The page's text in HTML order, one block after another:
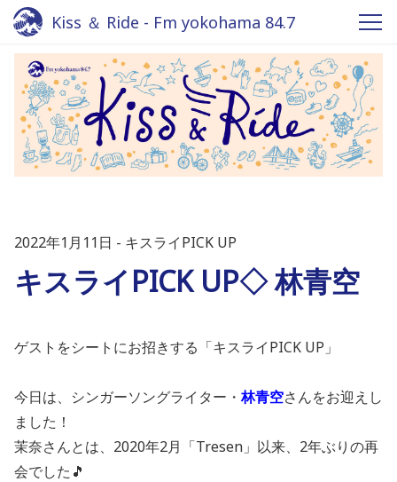
Kiss ＆ Ride - Fm yokohama 84.7
2022年1月11日 キスライPICK UP
キスライPICK UP◇ 林青空
ゲストをシートにお招きする「キスライPICK UP」
今日は、シンガーソングライター・林青空さんをお迎えし
ました！
茉奈さんとは、2020年2月「Tresen」以来、2年ぶりの再
会でした🎵